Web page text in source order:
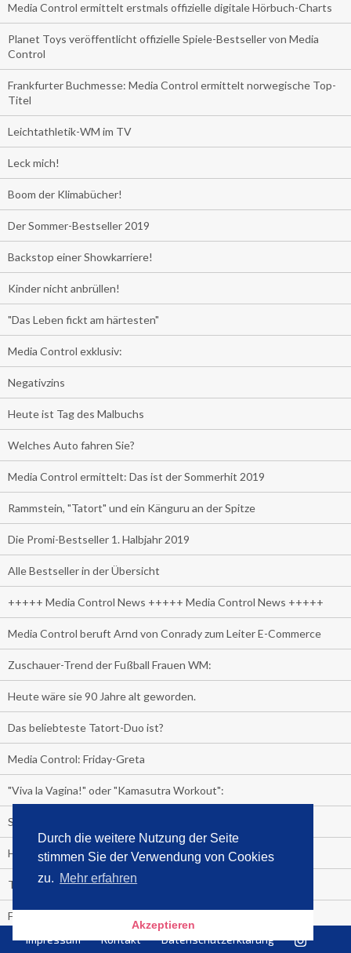
Durch die weitere Nutzung der Seite
stimmen Sie der Verwendung von Cookies
zu. Mehr erfahren
Akzeptieren
Media Control ermittelt erstmals offizielle digitale Hörbuch-Charts
Planet Toys veröffentlicht offizielle Spiele-Bestseller von Media
Control
Frankfurter Buchmesse: Media Control ermittelt norwegische Top-
Titel
Leichtathletik-WM im TV
Leck mich!
Boom der Klimabücher!
Der Sommer-Bestseller 2019
Backstop einer Showkarriere!
Kinder nicht anbrüllen!
"Das Leben fickt am härtesten"
Media Control exklusiv:
Negativzins
Heute ist Tag des Malbuchs
Welches Auto fahren Sie?
Media Control ermittelt: Das ist der Sommerhit 2019
Rammstein, "Tatort" und ein Känguru an der Spitze
Die Promi-Bestseller 1. Halbjahr 2019
Alle Bestseller in der Übersicht
+++++ Media Control News +++++ Media Control News +++++
Media Control beruft Arnd von Conrady zum Leiter E-Commerce
Zuschauer-Trend der Fußball Frauen WM:
Heute wäre sie 90 Jahre alt geworden.
Das beliebteste Tatort-Duo ist?
Media Control: Friday-Greta
"Viva la Vagina!" oder "Kamasutra Workout":
Senna Gammour erhält Spitzenfeder für meistverkauftes Buch
Heute ist Welttag des Buches!
TV-Marktanteile auf einen Blick
Fußball TV-Quoten:
Sensationell!
Impressum Kontakt Datenschutzerklärung